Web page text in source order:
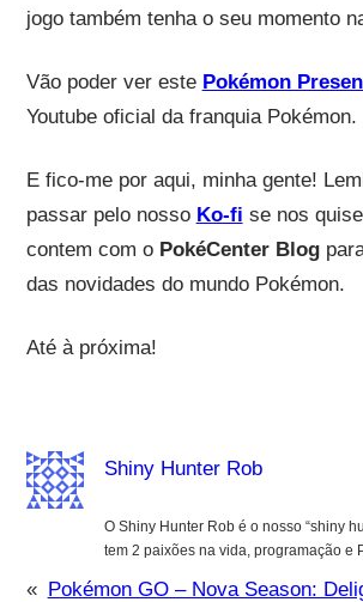
jogo também tenha o seu momento
Vão poder ver este Pokémon
Youtube oficial da franquia Pokémon.
E fico-me por aqui, minha gente!
passar pelo nosso Ko-fi se nos
contem com o PokéCenter Blog
das novidades do mundo Pokémon.
Até à próxima!
Shiny Hunter Rob
O Shiny Hunter Rob é o nosso “shiny
tem 2 paixões na vida, programação e
« Pokémon GO – Nova Season: